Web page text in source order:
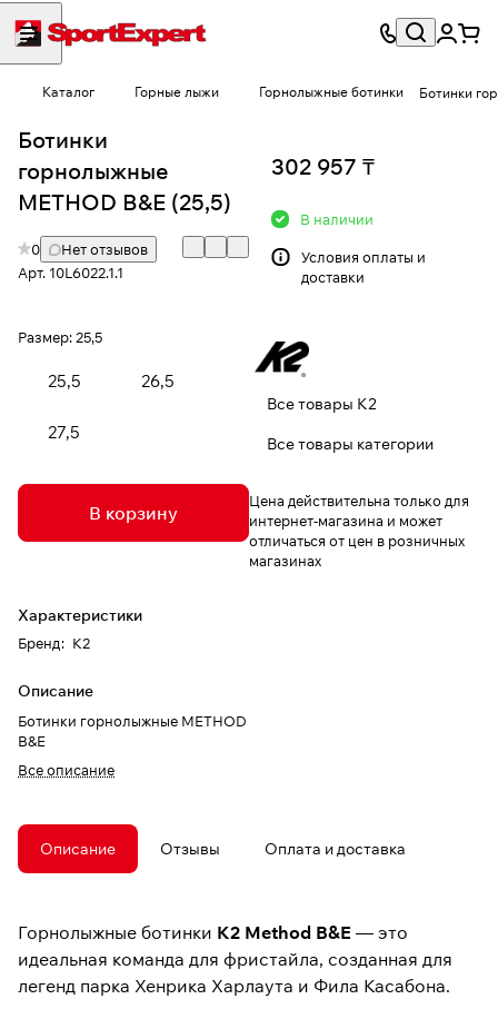
Каталог Горные лыжи Горнолыжные ботинки Ботинки
Ботинки
горнолыжные
METHOD B&E (25,5)
0
Нет отзывов
Арт. 10L6022.1.1
Размер:25,5
25,5 26,5
27,5
В корзину
Характеристики
Бренд: K2
Описание
Ботинки горнолыжные METHOD
B&E
Все описание
302 957 ₸
В наличии
Условия оплаты и
доставки
Все товары K2
Все товары категории
Цена действительна только для
интернет-магазина и может
отличаться от цен в розничных
магазинах
Описание Отзывы Оплата и доставка
Горнолыжные ботинки K2 Method B&E — это
идеальная команда для фристайла, созданная для
легенд парка Хенрика Харлаута и Фила Касабона.